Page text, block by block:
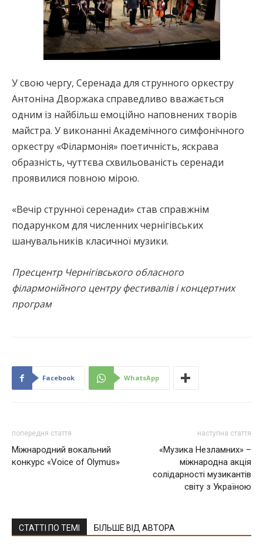
У свою чергу, Серенада для струнного оркестру
Антоніна Дворжака справедливо вважається
одним із найбільш емоційно наповнених творів
майстра. У виконанні Академічного симфонічного
оркестру «Філармонія» поетичність, яскрава
образність, чуттєва схвильованість серенади
проявилися повною мірою.
«Вечір струнної серенади» став справжнім
подарунком для численних чернігівських
шанувальників класичної музики.
Пресцентр Чернігівського обласного
філармонійного центру фестивалів і концертних
програм
Facebook WhatsApp
попередня стаття
Міжнародний вокальний
конкурс «Vоісе of Olymus»
наступна стаття
«Музика Незламних» –
міжнародна акція
солідарності музикантів
світу з Україною
СТАТТІ ПО ТЕМІ БІЛЬШЕ ВІД АВТОРА